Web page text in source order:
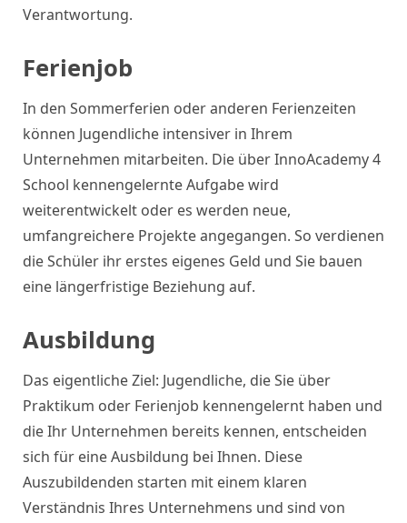
Verantwortung.
Ferienjob
In den Sommerferien oder anderen Ferienzeiten
können Jugendliche intensiver in Ihrem
Unternehmen mitarbeiten. Die über InnoAcademy 4
School kennengelernte Aufgabe wird
weiterentwickelt oder es werden neue,
umfangreichere Projekte angegangen. So verdienen
die Schüler ihr erstes eigenes Geld und Sie bauen
eine längerfristige Beziehung auf.
Ausbildung
Das eigentliche Ziel: Jugendliche, die Sie über
Praktikum oder Ferienjob kennengelernt haben und
die Ihr Unternehmen bereits kennen, entscheiden
sich für eine Ausbildung bei Ihnen. Diese
Auszubildenden starten mit einem klaren
Verständnis Ihres Unternehmens und sind von